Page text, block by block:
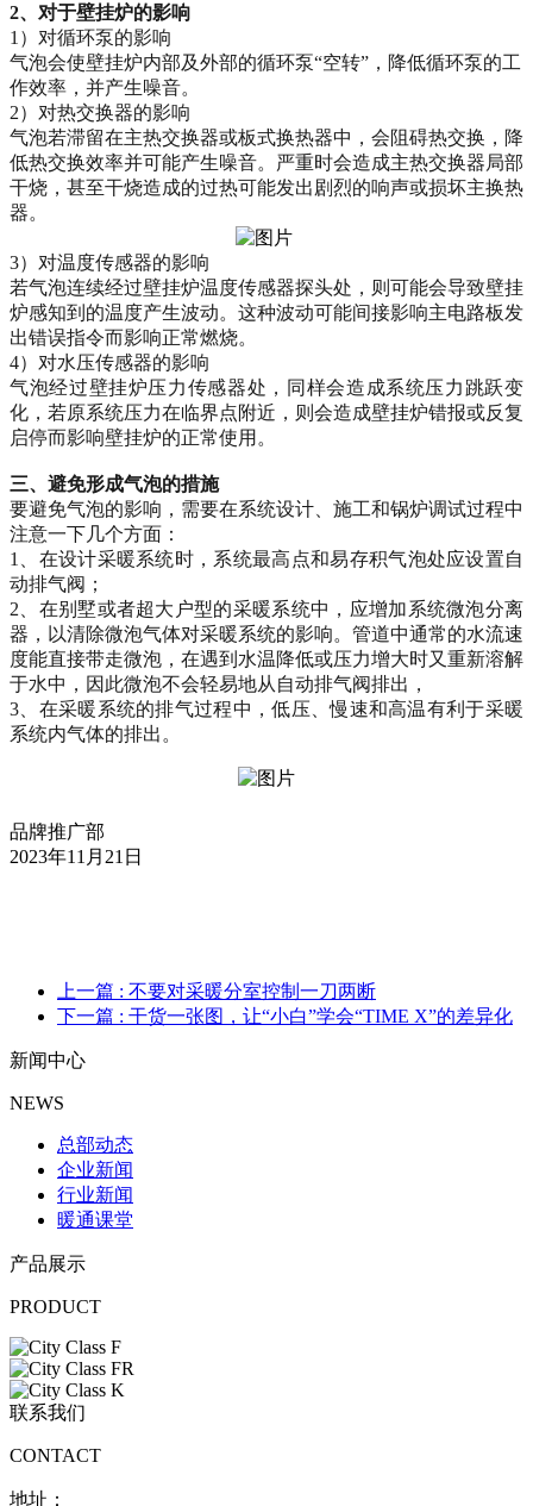
2、对于壁挂炉的影响
1 ） 对循环泵的影响
气泡会使壁挂炉内部及外部的循环泵“空转”， 降低循环泵的工
作效率，并产生噪音。
2） 对热交换器的影响
气泡若滞留在主热交换器或板式换热器中，会阻碍热交换， 降
低热交换效率并可能产生噪音。 严重时会造成主热交换器局部
干烧， 甚至干烧造成的过热可能发出剧烈的响声或损坏主换热
器。
3） 对温度传感器的影响
若气泡连续经过壁挂炉温度传感器探头处， 则可能会导致壁挂
炉感知到 的温度产生波动。这种波动可能间接影响主电路板发
出错误指令而影响正常燃烧。
4） 对水压传感器的影响
气泡经过壁挂炉压力传感器处，同样会造成系统压力跳跃变
化，若原系统压力在临界点附近 ，则会造成壁挂炉错报或反复
启停而影响壁挂炉的正常使用。
三、 避免形成气泡的措施
要避免气泡的影响，需要在系统设计、施工和锅炉调试过程中
注意一下几个方面：
1、 在设计采暖系统时 ， 系统最高点和易存积气泡处应设置自
动排气阀 ；
2、 在别墅或者超大 户型的采暖系统中 ， 应增加系统微泡分离
器 ， 以清除微泡气体对采暖系统的影响。 管道中通常的水流速
度能直接带走微泡，在遇到水温降低或压力增大时又重新溶解
于水中 ，因此微泡不会轻易地从自动排气阀排出，
3
在采暖系统的排气过程中，低压、慢速和高温有利于采暖
系统内气体的排出。
品牌推广部
2023年11月21日
上一篇 : 不要对采暖分室控制一刀两断
下一篇 : 干货一张图，让“小白”学会“TIME X”的差异化
新闻中心
NEWS
总部动态
企业新闻
行业新闻
暖通课堂
产品展示
PRODUCT
联系我们
CONTACT
地址：